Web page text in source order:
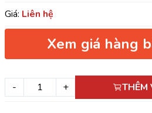
Giá: Liên hệ
Xem giá hàng
- + THÊM